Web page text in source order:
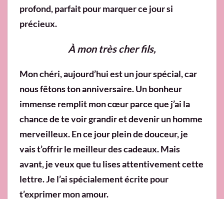
profond, parfait pour marquer ce jour si
précieux.
À mon très cher fils,
Mon chéri, aujourd’hui est un jour spécial, car
nous fêtons ton anniversaire. Un bonheur
immense remplit mon cœur parce que j’ai la
chance de te voir grandir et devenir un homme
merveilleux. En ce jour plein de douceur, je
vais t’offrir le meilleur des cadeaux. Mais
avant, je veux que tu lises attentivement cette
lettre. Je l’ai spécialement écrite pour
t’exprimer mon amour.